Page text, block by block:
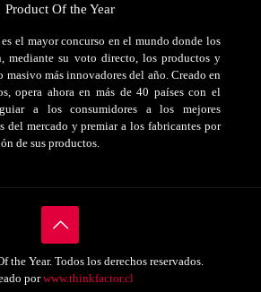
Product Of the Year
el mayor concurso en el mundo donde los
mediante su voto directo, los productos y
masivo más innovadores del año. Creado en
opera ahora en más de 40 países con el
a los consumidores a los mejores
del mercado y premiar a los fabricantes por
de sus productos.
the Year. Todos los derechos reservados.
porwww.thinkfactor.cl